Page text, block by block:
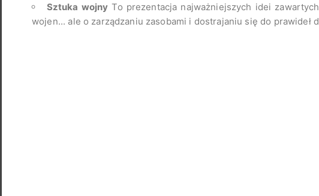
Sztuka wojny To prezentacja najważniejszych idei
wojen... ale o zarządzaniu zasobami i dostrajaniu się do prawideł